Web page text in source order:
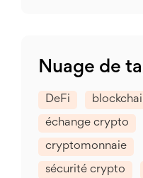
Nuage de
DeFi
échange crypto
cryptomonnaie
sécurité crypto